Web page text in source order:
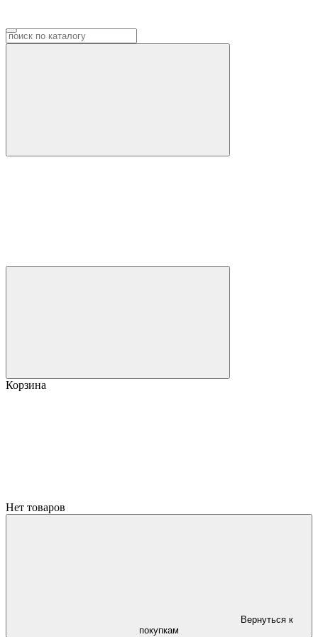
Корзина
Нет товаров
Вернуться к
покупкам